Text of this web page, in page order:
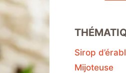
Sirop
Mijoteuse